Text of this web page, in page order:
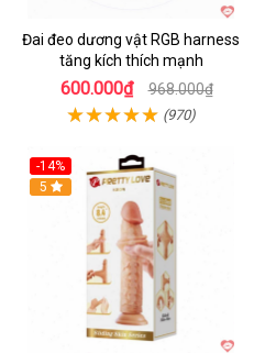
Đai đeo dương vật RGB harness
tăng kích thích mạnh
600.000₫ 968.000₫
(970)
-14%
5